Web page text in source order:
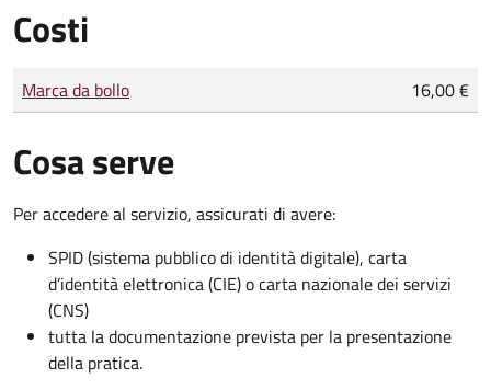
Costi
Tipo di pagamento
Importo
Marca da bollo 16,00 €
Cosa serve
Per accedere al servizio, assicurati di avere:
SPID (sistema pubblico di identità digitale), carta
d’identità elettronica (CIE) o carta nazionale dei servizi
(CNS)
tutta la documentazione prevista per la presentazione
della pratica.